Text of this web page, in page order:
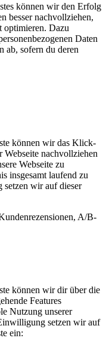
können wir den Erfolg
besser nachvollziehen,
optimieren. Dazu
Daten
ab, sofern du deren
können wir das Klick-
Webseite nachvollziehen
Webseite zu
insgesamt laufend zu
wir auf dieser
A/B-
können wir dir über die
Features
Nutzung unserer
setzen wir auf
ein: